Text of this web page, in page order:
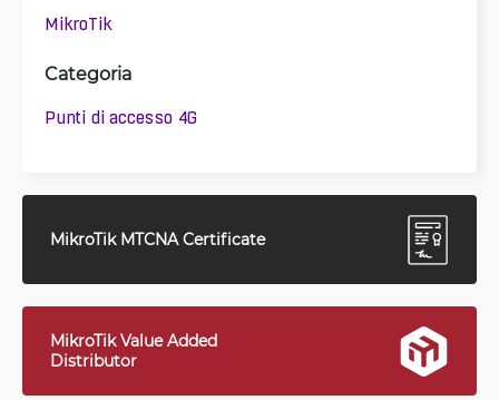
MikroTik
Categoria
Punti di accesso 4G
MikroTik MTCNA Certificate
MikroTik Value Added
Distributor